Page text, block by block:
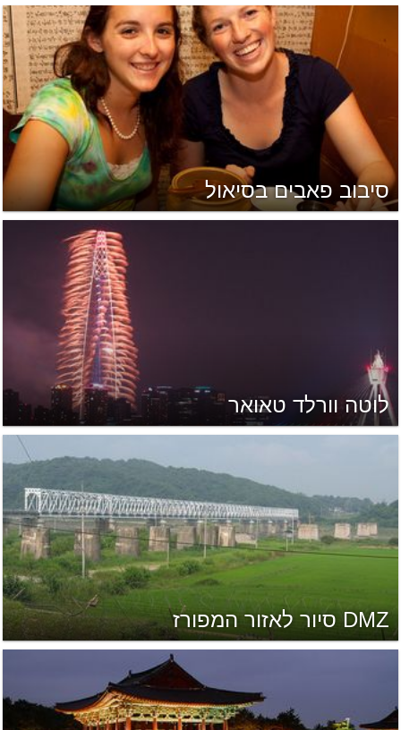
סיבוב פאבים בסיאול
לוטה וורלד טאואר
DMZ סיור לאזור המפורז